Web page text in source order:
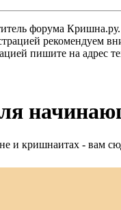
форума Кришна.ру.
пишите на адрес
и кришнаитах - вам